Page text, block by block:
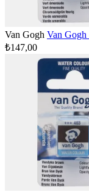
Van Gogh Van
₺147,00